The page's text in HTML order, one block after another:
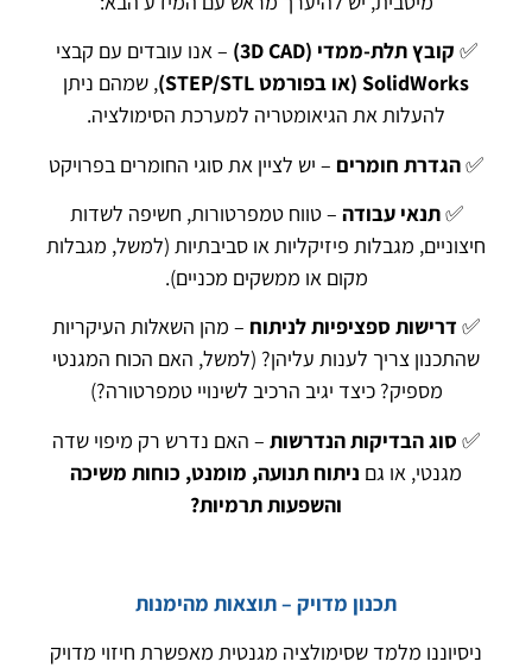
✅ קובץ תלת-ממדי (3D CAD)
– אנו עובדים עם קבצי
SolidWorks ( או בפורמטSTEP/STL) , שמהם ניתן
להעלות את הגיאומטריה למערכת הסימולציה.
✅הגדרת חומרים – יש לציין את סוגי החומרים בפרויקט
✅תנאי עבודה – טווח טמפרטורות, חשיפה לשדות
חיצוניים, מגבלות פיזיקליות או סביבתיות (למשל, מגבלות
מקום או ממשקים מכניים).
✅ דרישות ספציפיות לניתוח – מהן השאלות העיקריות
שהתכנון צריך לענות עליהן? (למשל, האם הכוח המגנטי
מספיק? כיצד יגיב הרכיב לשינויי טמפרטורה?)
✅ סוג הבדיקות הנדרשות – האם נדרש רק מיפוי שדה
מגנטי, או גם ניתוח תנועה, מומנט, כוחות משיכה
והשפעות תרמיות?
תכנון מדויק – תוצאות מהימנות
ניסיוננו מלמד שסימולציה מגנטית מאפשרת חיזוי מדויק